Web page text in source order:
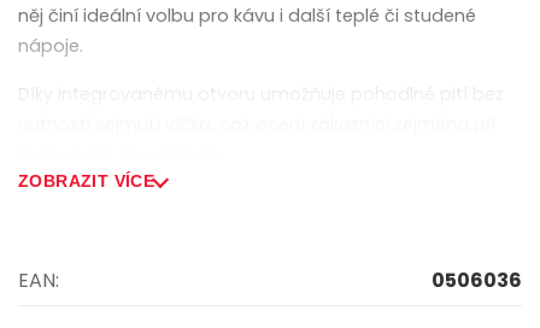
něj činí ideální volbu pro kávu i další teplé či studené
nápoje.
Díky integrovanému otvoru umožňuje pohodlné pití bez
ZOBRAZIT VÍCE
EAN: 0506036